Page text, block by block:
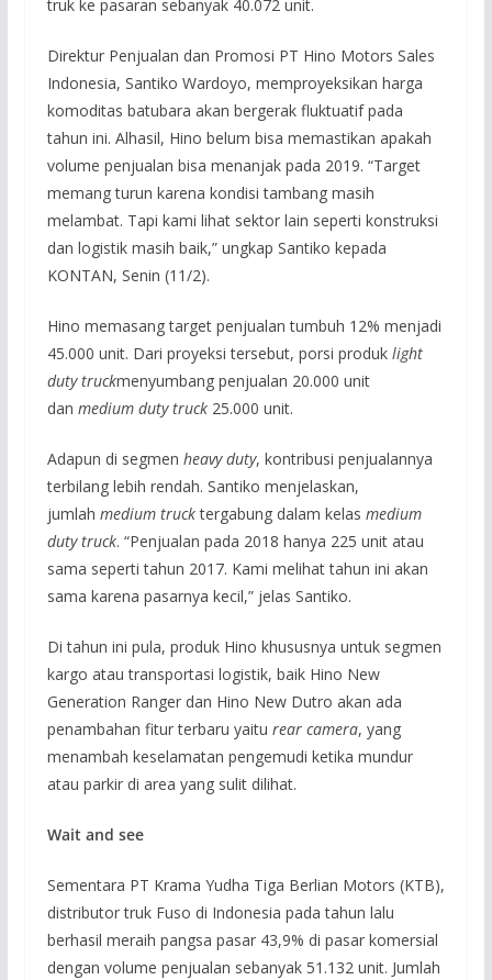
truk ke pasaran sebanyak 40.072 unit.
Direktur Penjualan dan Promosi PT Hino Motors Sales
Indonesia, Santiko Wardoyo, memproyeksikan harga
komoditas batubara akan bergerak fluktuatif pada
tahun ini. Alhasil, Hino belum bisa memastikan apakah
volume penjualan bisa menanjak pada 2019. “Target
memang turun karena kondisi tambang masih
melambat. Tapi kami lihat sektor lain seperti konstruksi
dan logistik masih baik,” ungkap Santiko kepada
KONTAN, Senin (11/2).
Hino memasang target penjualan tumbuh 12% menjadi
45.000 unit. Dari proyeksi tersebut, porsi produk light
duty truckmenyumbang penjualan 20.000 unit
dan medium duty truck25.000 unit.
Adapun di segmen heavy duty, kontribusi penjualannya
terbilang lebih rendah. Santiko menjelaskan,
jumlah medium trucktergabung dalam kelas medium
duty truck. “Penjualan pada 2018 hanya 225 unit atau
sama seperti tahun 2017. Kami melihat tahun ini akan
sama karena pasarnya kecil,” jelas Santiko.
Di tahun ini pula, produk Hino khususnya untuk segmen
kargo atau transportasi logistik, baik Hino New
Generation Ranger dan Hino New Dutro akan ada
penambahan fitur terbaru yaitu rear camera, yang
menambah keselamatan pengemudi ketika mundur
atau parkir di area yang sulit dilihat.
Wait and see
Sementara PT Krama Yudha Tiga Berlian Motors (KTB),
distributor truk Fuso di Indonesia pada tahun lalu
berhasil meraih pangsa pasar 43,9% di pasar komersial
dengan volume penjualan sebanyak 51.132 unit. Jumlah